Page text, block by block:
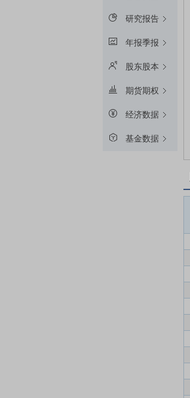
研究报告
年报季报
股东股本
期货期权
经济数据
基金数据